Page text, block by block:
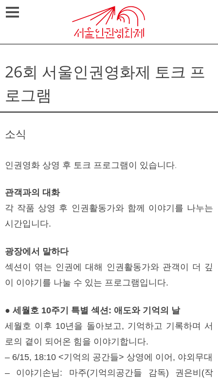
Skip
to
26회 서울인권영화제 토크 프
로그램
소식
인권영화 상영 후 토크 프로그램이 있습니다.
관객과의 대화
각 작품 상영 후 인권활동가와 함께 이야기를 나누는
시간입니다.
광장에서 말하다
섹션이 엮는 인권에 대해 인권활동가와 관객이 더 깊
이 이야기를 나눌 수 있는 프로그램입니다.
● 세월호 10주기 특별 섹션: 애도와 기억의 날
세월호 이후 10년을 돌아보고, 기억하고 기록하며 서
로의 곁이 되어온 힘을 이야기합니다.
– 6/15, 18:10 <기억의 공간들> 상영에 이어, 야외무대
– 이야기손님: 마주(기억의공간들 감독) 권은비(작